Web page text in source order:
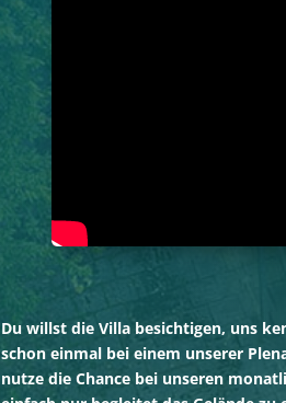
Du willst die Villa besichtigen, uns
schon einmal bei einem unserer
nutze die Chance bei unseren